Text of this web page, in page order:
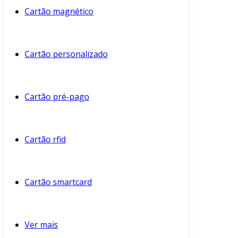
Cartão magnético
Cartão personalizado
Cartão pré-pago
Cartão rfid
Cartão smartcard
Ver mais